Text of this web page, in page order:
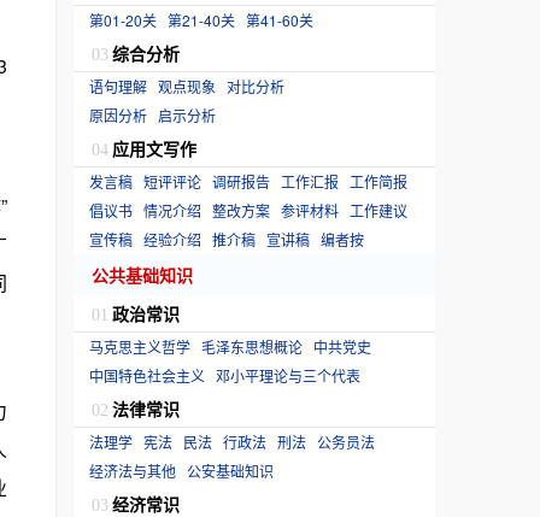
第01-20关 第21-40关 第41-60关
03 综合分析
语句理解 观点现象 对比分析
原因分析 启示分析
04 应用文写作
发言稿 短评评论 调研报告 工作汇报
工作简报
倡议书 情况介绍 整改方案 参评材料 工作建议
宣传稿 经验介绍 推介稿 宣讲稿 编者按
公共基础知识
01 政治常识
马克思主义哲学 毛泽东思想概论 中共党史
中国特色社会主义 邓小平理论与三个代表
02 法律常识
法理学 宪法 民法 行政法 刑法 公务员法
经济法与其他 公安基础知识
03 经济常识